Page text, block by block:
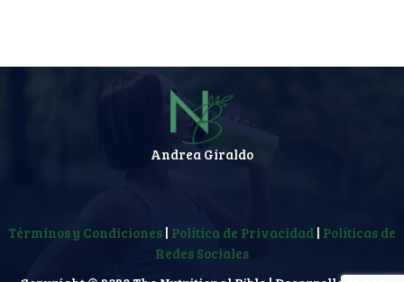
Andrea Giraldo
Términos y Condiciones | Política de Privacidad | Políticas de
Redes Sociales